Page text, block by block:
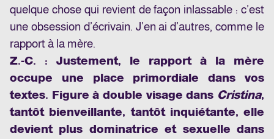
quelque chose qui revient de façon inlassable : c’est
une obsession d’écrivain. J’en ai d’autres, comme le
rapport à la mère.
Z.-C. : Justement, le rapport à la mère
occupe une place primordiale dans vos
textes. Figure à double visage dans Cristina,
tantôt bienveillante, tantôt inquiétante, elle
devient plus dominatrice et sexuelle dans